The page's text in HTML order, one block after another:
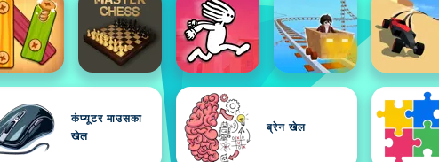
कंप्यूटर माउसका
खेल
ब्रेन खेल